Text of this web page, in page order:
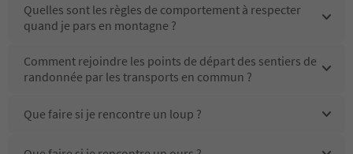
Quelles sont les règles de comportement à respecter
quand je pars en montagne ?
Comment rejoindre les points de départ des sentiers de
randonnée par les transports en commun ?
Que faire si je rencontre un loup ?